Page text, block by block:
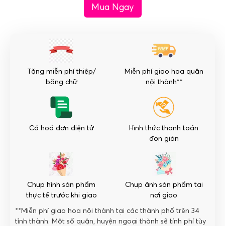
lượng
Mua Ngay
Tặng miễn phí thiệp/
băng chữ
Miễn phí giao hoa quận
nội thành**
Có hoá đơn điện tử
Hình thức thanh toán
đơn giản
Chụp hình sản phẩm
thực tế trước khi giao
Chụp ảnh sản phẩm tại
nơi giao
**Miễn phí giao hoa nội thành tại các thành phố trên 34
tỉnh thành. Một số quận, huyện ngoại thành sẽ tính phí tùy